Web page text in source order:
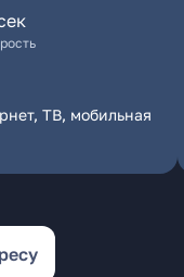
ТВ, мобильная